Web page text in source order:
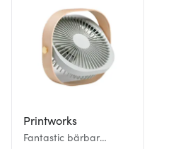
Printworks
Fantastic bärbar